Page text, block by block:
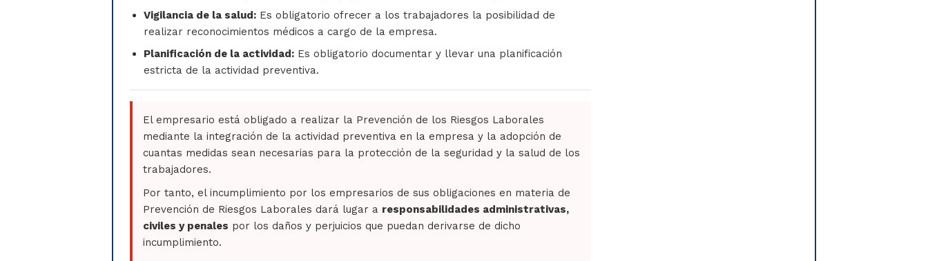
Vigilancia de la salud: Es obligatorio ofrecer a los trabajadores la posibilidad de
realizar reconocimientos médicos a cargo de la empresa.
Planificación de la actividad: Es obligatorio documentar y llevar una planificación
estricta de la actividad preventiva.
El empresario está obligado a realizar la Prevención de los Riesgos Laborales
mediante la integración de la actividad preventiva en la empresa y la adopción de
cuantas medidas sean necesarias para la protección de la seguridad y la salud de los
trabajadores.
Por tanto, el incumplimiento por los empresarios de sus obligaciones en materia de
Prevención de Riesgos Laborales dará lugar a responsabilidades administrativas,
civiles y penales por los daños y perjuicios que puedan derivarse de dicho
incumplimiento.